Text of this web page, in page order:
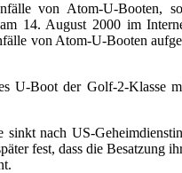
von Atom-U-Booten,
14. August 2000 im
von Atom-U-Booten
U-Boot der Golf-2-Klasse
sinkt nach US-
fest, dass die Besatzung